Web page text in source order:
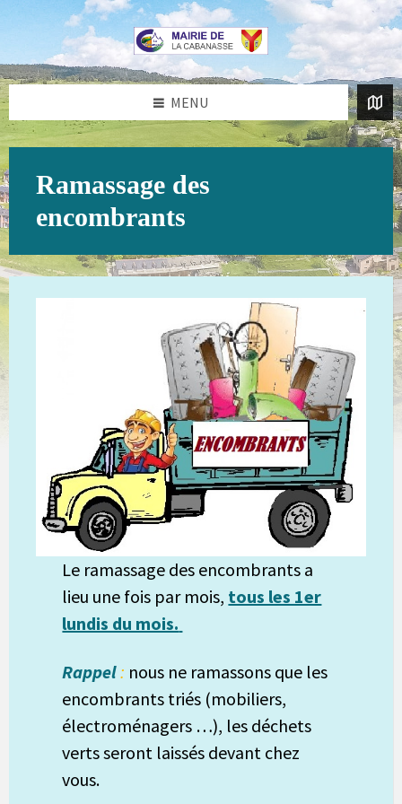
Aller
Passer
page
MENU
Ramassage des
encombrants
Le ramassage des encombrants a
lieu une fois par mois, tous les 1er
lundis du mois.
Rappel: nous ne ramassons que les
encombrants triés (mobiliers,
électroménagers …), les déchets
verts seront laissés devant chez
vous.